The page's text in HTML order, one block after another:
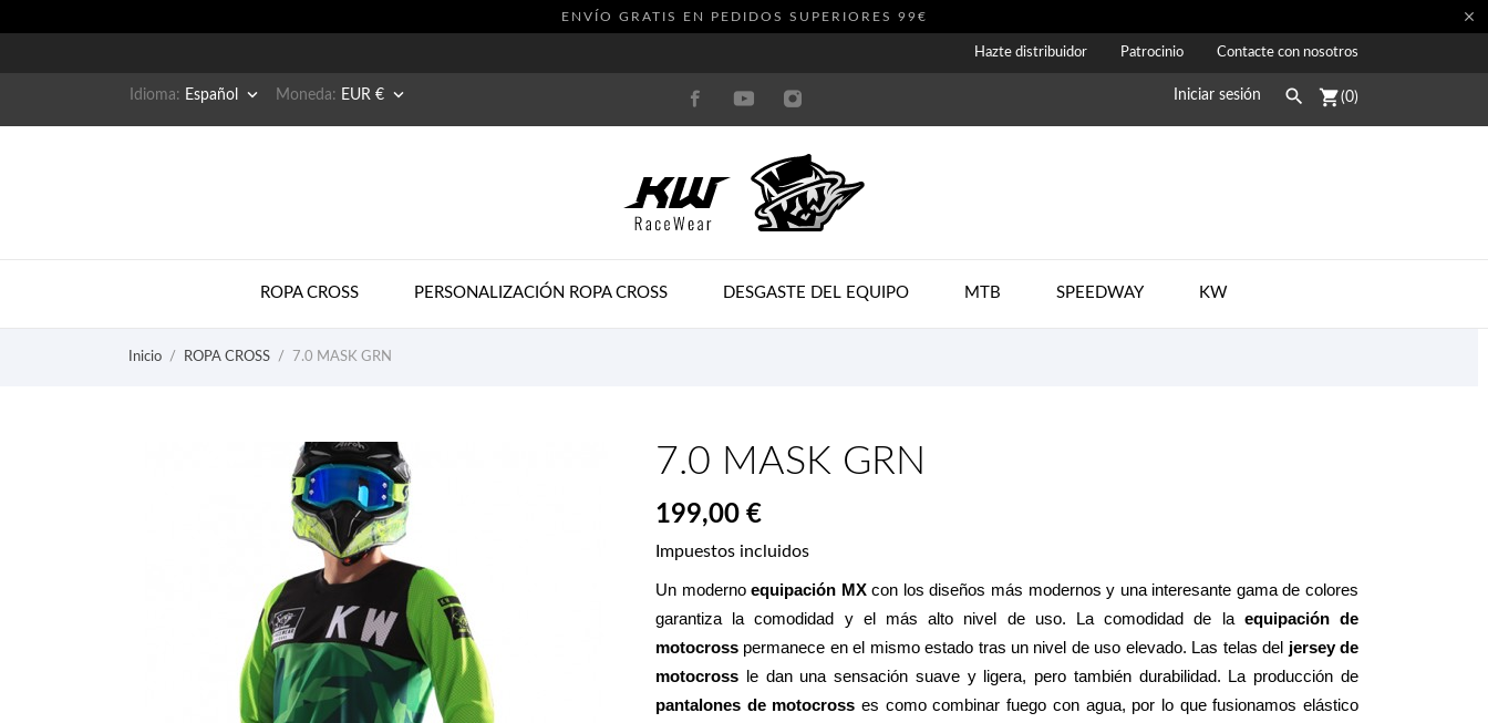
ENVÍO GRATIS EN PEDIDOS SUPERIORES 99€ 
Hazte distribuidor Patrocinio Contacte con nosotros
Idioma: Español  Moneda: EUR €  Iniciar sesión  shopping_cart(0)
ROPA CROSS PERSONALIZACIÓN ROPA CROSS DESGASTE DEL EQUIPO MTB SPEEDWAY KW
Inicio ROPA CROSS 7.0 MASK GRN
7.0 MASK GRN
199,00 €
Impuestos incluidos
Un moderno equipación MX con los diseños más modernos y una interesante gama de colores
garantiza la comodidad y el más alto nivel de uso. La comodidad de la equipación de
motocross permanece en el mismo estado tras un nivel de uso elevado. Las telas del jersey de
motocross
le dan una sensación suave y ligera, pero también durabilidad. La producción de
pantalones de motocross es como combinar fuego con agua, por lo que fusionamos elástico